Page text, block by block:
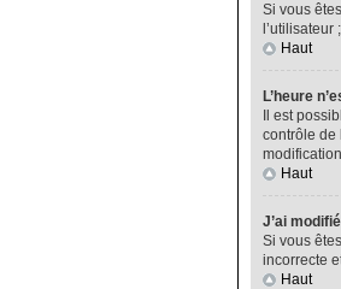
Si vous
Haut
L’heure
Il est
contrôle de
Haut
J’ai
Si vous
incorrecte
Haut